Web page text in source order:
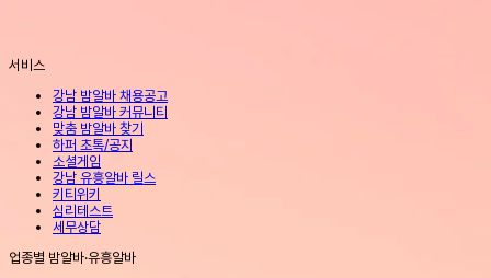
서비스
강남 밤알바 채용공고
강남 밤알바 커뮤니티
맞춤 밤알바 찾기
하퍼 초톡/공지
소셜게임
강남 유흥알바 릴스
키티위키
심리테스트
세무상담
업종별 밤알바·유흥알바